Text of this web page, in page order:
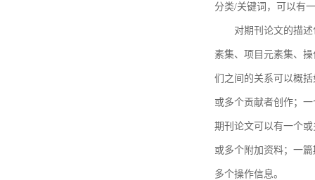
分类/关键词，可以有
对期刊论文的描
素集、项目元素集、
们之间的关系可以概
或多个贡献者创作；
期刊论文可以有一个
或多个附加资料；一
多个操作信息。